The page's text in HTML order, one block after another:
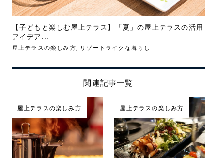
【子どもと楽しむ屋上テラス】「夏」の屋上テラスの活用
アイデア...
屋上テラスの楽しみ方, リゾートライクな暮らし
関連記事一覧
屋上テラスの楽しみ方 屋上テラスの楽しみ方